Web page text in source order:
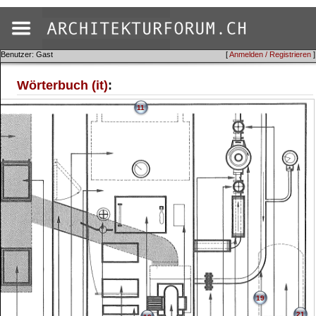
[Anmelden / Registrieren ]
Benutzer: Gast
Wörterbuch (it):
11
19
21